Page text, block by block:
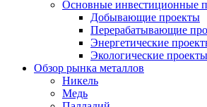
Основные инвестиционные
Добывающие проекты
Перерабатывающие
Энергетические
Экологические проекты
Обзор рынка металлов
Никель
Медь